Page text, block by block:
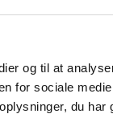
og til at
for sociale
du har